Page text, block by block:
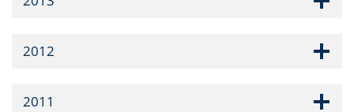
2012
2011